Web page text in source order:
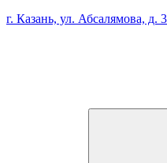
г. Казань, ул. Абсалямова, д.